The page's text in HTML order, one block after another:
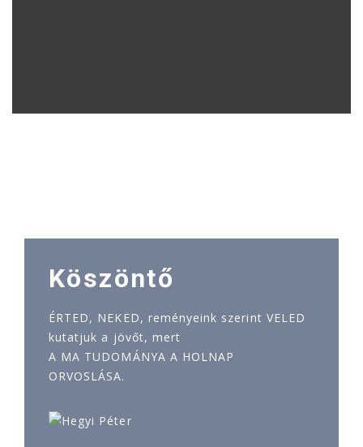
Köszöntő
ÉRTED, NEKED, reményeink szerint VELED
kutatjuk a jövőt, mert
A MA TUDOMÁNYA A HOLNAP
ORVOSLÁSA.